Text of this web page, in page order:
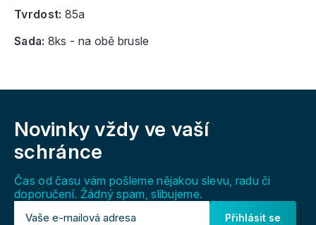
Tvrdost: 85a
Sada: 8ks - na obě brusle
Novinky vždy ve vaší
schránce
Čas od času vám pošleme nějakou slevu, radu či
doporučení. Žádný spam, slibujeme.
Přihlásit se